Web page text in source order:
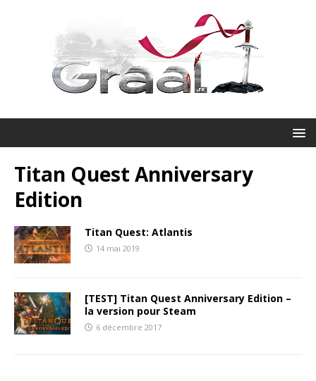
Titan Quest Anniversary
Edition
Titan Quest: Atlantis
14 mai 2019
[TEST] Titan Quest Anniversary Edition –
la version pour Steam
6 décembre 2017